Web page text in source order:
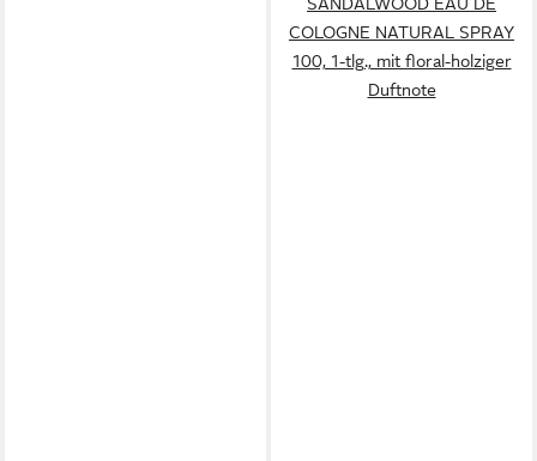
COLOGNE NATURAL SPRAY
100, 1-tlg., mit floral-holziger
Duftnote